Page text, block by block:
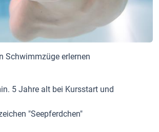
Schwimmzüge erlernen
5 Jahre alt bei Kursstart und
"Seepferdchen"